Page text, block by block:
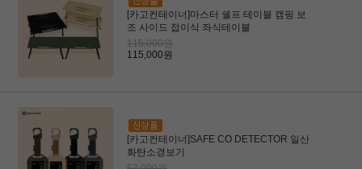
[카고컨테이너]마스터 쉘프 테이블 캠핑 보
조 사이드 접이식 좌식테이블
115,000원
115,000원
[카고컨테이너]SAFE CO DETECTOR 일산
화탄소경보기